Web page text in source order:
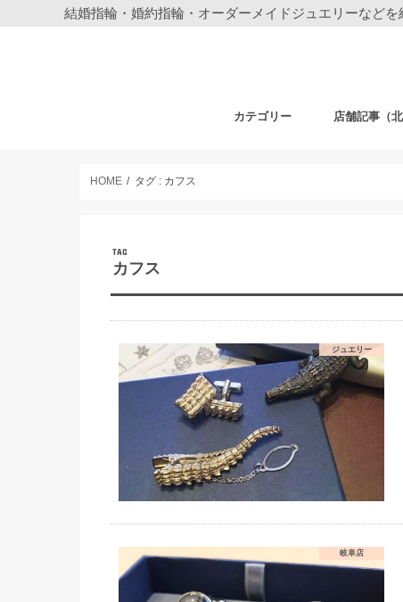
結婚指輪・婚約指輪・オーダーメイドジュエリーなどを
カテゴリー 店舗記事（
HOME タグ : カフス
TAG
カフス
ジュエリー
岐阜店